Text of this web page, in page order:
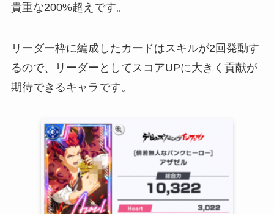
貴重な200%超えです。
リーダー枠に編成したカードはスキルが2回発動す
るので、リーダーとしてスコアUPに大きく貢献が
期待できるキャラです。